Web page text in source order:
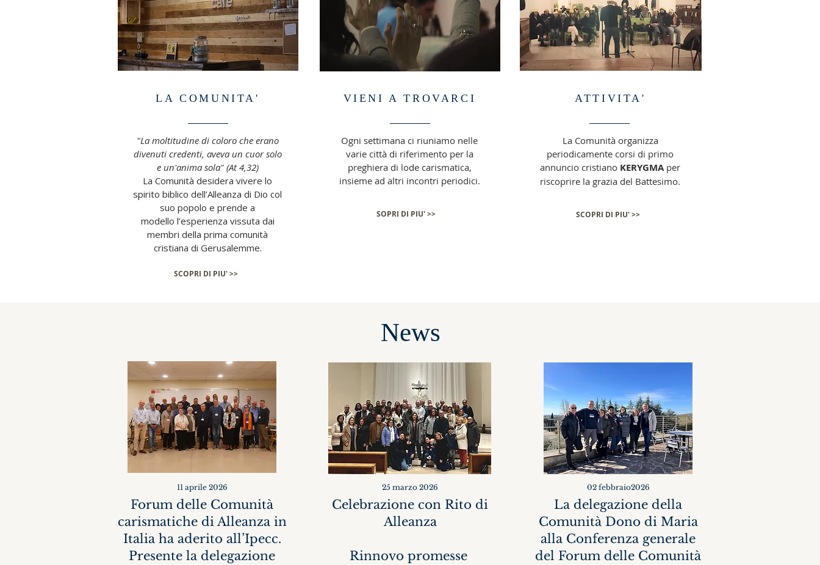
LA COMUNITA'
"La moltitudine di coloro che erano
divenuti credenti, aveva un cuor solo
e un'anima sola" (At 4,32)
La Comunità desidera vivere lo
spirito biblico dell’Alleanza di Dio col
suo popolo e prende a
modello l’esperienza vissuta dai
membri della prima comunità
cristiana di Gerusalemme.
SCOPRI DI PIU' >>
VIENI A TROVARCI
Ogni settimana ci riuniamo nelle
varie città di riferimento per la
preghiera di lode carismatica,
insieme ad altri incontri periodici.
SOPRI DI PIU' >>
ATTIVITA'
La Comunità organizza
periodicamente corsi di primo
annuncio cristiano KERYGMAper
riscoprire la grazia del Battesimo.
SCOPRI DI PIU' >>
News
11 aprile 2026
Forum delle Comunità
carismatiche di Alleanza in
Italia ha aderito all’Ipecc.
Presente la delegazione
25 marzo 2026
Celebrazione con Rito di
Alleanza
Rinnovo promesse
02 febbraio2026
La delegazione della
Comunità Dono di Maria
alla Conferenza generale
del Forum delle Comunità